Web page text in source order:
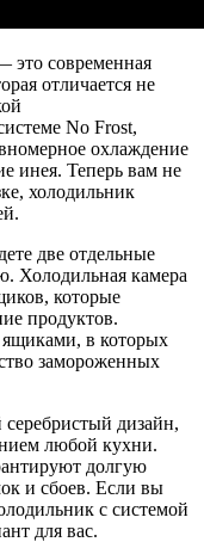
это современная
отличается не
No Frost,
охлаждение
инея. Теперь вам не
холодильник
две отдельные
Холодильная камера
которые
продуктов.
ящиками, в которых
замороженных
дизайн,
любой кухни.
долгую
и сбоев. Если вы
с системой
для вас.